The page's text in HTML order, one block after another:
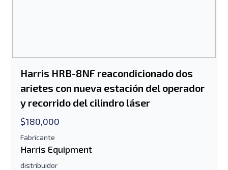
Harris HRB-8NF reacondicionado dos
arietes con nueva estación del operador
y recorrido del cilindro láser
$180,000
Fabricante
Harris Equipment
distribuidor